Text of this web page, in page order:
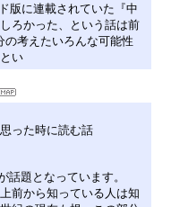
版に連載されていた『中
ろかった、という話は前
の考えたいろんな可能性
い
った時に読む話
話題となっています。
前から知っている人は知